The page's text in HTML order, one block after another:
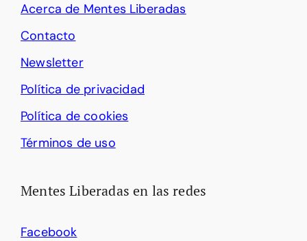
Acerca de Mentes Liberadas
Contacto
Newsletter
Política de privacidad
Política de cookies
Términos de uso
Mentes Liberadas en las redes
Facebook